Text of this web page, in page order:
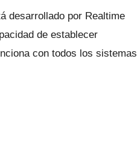
desarrollado por Realtime
de establecer
con todos los sistemas